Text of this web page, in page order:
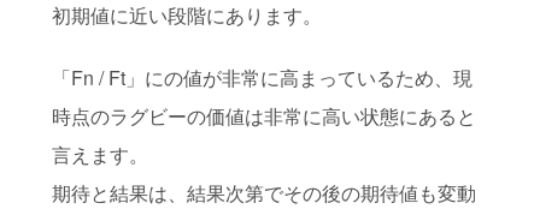
初期値に近い段階にあります。
「Fn / Ft」にの値が非常に高まっているため、現
時点のラグビーの価値は非常に高い状態にあると
言えます。
期待と結果は、結果次第でその後の期待値も変動